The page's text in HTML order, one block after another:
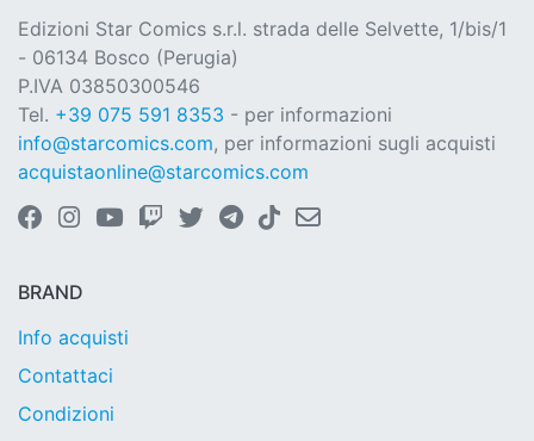
Edizioni Star Comics s.r.l. strada delle Selvette, 1/bis/1
- 06134 Bosco (Perugia)
P.IVA 03850300546
Tel. +39 075 591 8353 - per informazioni
info@starcomics.com, per informazioni sugli acquisti
acquistaonline@starcomics.com
BRAND
Info acquisti
Contattaci
Condizioni